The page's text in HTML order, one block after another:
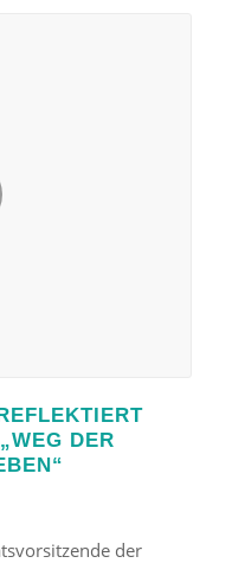
DER
der